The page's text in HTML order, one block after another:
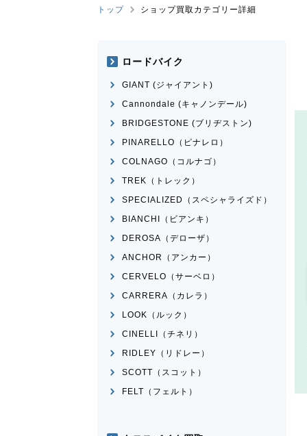
トップ ショップ買取カテゴリー詳細
ロードバイク
GIANT (ジャイアント)
Cannondale (キャノンデール)
BRIDGESTONE (ブリヂストン)
PINARELLO（ピナレロ）
COLNAGO（コルナゴ）
TREK（トレック）
SPECIALIZED（スペシャライズド）
BIANCHI（ビアンキ）
DEROSA（デローザ）
ANCHOR（アンカー）
CERVELO（サーベロ）
CARRERA（カレラ）
LOOK（ルック）
CINELLI（チネリ）
RIDLEY（リドレー）
SCOTT（スコット）
FELT（フェルト）